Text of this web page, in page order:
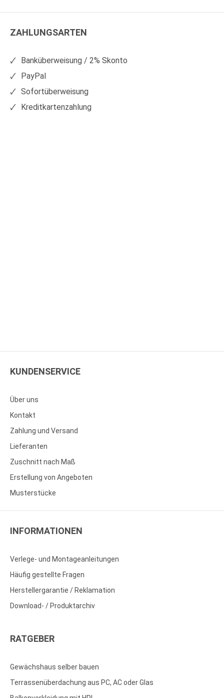
auf
auf
ZAHLUNGSARTEN
Banküberweisung / 2% Skonto
PayPal
Sofortüberweisung
Kreditkartenzahlung
KUNDENSERVICE
Über uns
Kontakt
Zahlung und Versand
Lieferanten
Zuschnitt nach Maß
Erstellung von Angeboten
Musterstücke
INFORMATIONEN
Verlege- und Montageanleitungen
Häufig gestellte Fragen
Herstellergarantie / Reklamation
Download- / Produktarchiv
RATGEBER
Gewächshaus selber bauen
Terrassenüberdachung aus PC, AC oder Glas